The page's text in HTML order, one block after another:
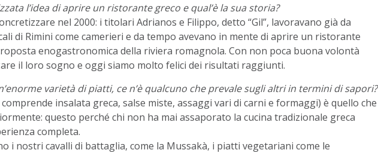
l’idea di aprire un ristorante greco e qual’è la sua storia?
nel 2000: i titolari Adrianos e Filippo, detto “Gil”, lavoravano già da
di Rimini come camerieri e da tempo avevano in mente di aprire un ristorante
enogastronomica della riviera romagnola. Con non poca buona volontà
il loro sogno e oggi siamo molto felici dei risultati raggiunti.
varietà di piatti, ce n’è qualcuno che prevale sugli altri in termini di sapori?
insalata greca, salse miste, assaggi vari di carni e formaggi) è quello che
questo perché chi non ha mai assaporato la cucina tradizionale greca
completa.
i nostri cavalli di battaglia, come la Mussakà, i piatti vegetariani come le